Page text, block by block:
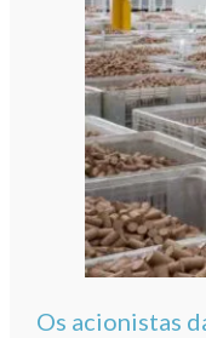
Os acionistas